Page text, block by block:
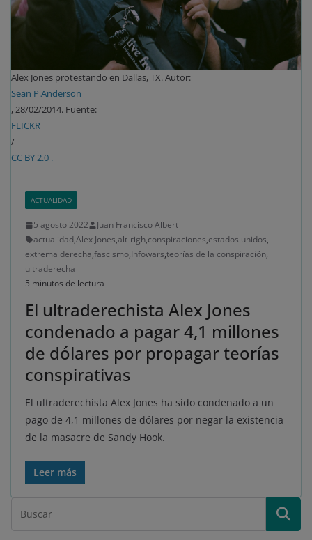
Alex Jones protestando en Dallas, TX. Autor:
Sean P.Anderson
, 28/02/2014. Fuente:
FLICKR
/
CC BY 2.0 .
ACTUALIDAD
5 agosto 2022
Juan Francisco Albert
actualidad,Alex Jones,alt-righ,conspiraciones,estados unidos,
extrema derecha,fascismo,Infowars,teorías de la conspiración,
ultraderecha
5 minutos de lectura
El ultraderechista Alex Jones
condenado a pagar 4,1 millones
de dólares por propagar teorías
conspirativas
El ultraderechista Alex Jones ha sido condenado a un
pago de 4,1 millones de dólares por negar la existencia
de la masacre de Sandy Hook.
Leer más